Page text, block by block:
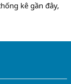
kê gần đây,
mình đang
số này còn...